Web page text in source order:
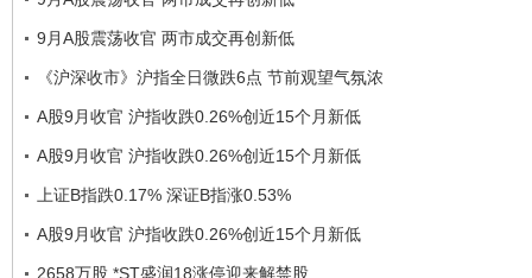
9月A股震荡收官 两市成交再创新低
《沪深收市》沪指全日微跌6点 节前观望气氛浓
A股9月收官 沪指收跌0.26%创近15个月新低
A股9月收官 沪指收跌0.26%创近15个月新低
上证B指跌0.17% 深证B指涨0.53%
A股9月收官 沪指收跌0.26%创近15个月新低
2658万股 *ST盛润18涨停迎来解禁股